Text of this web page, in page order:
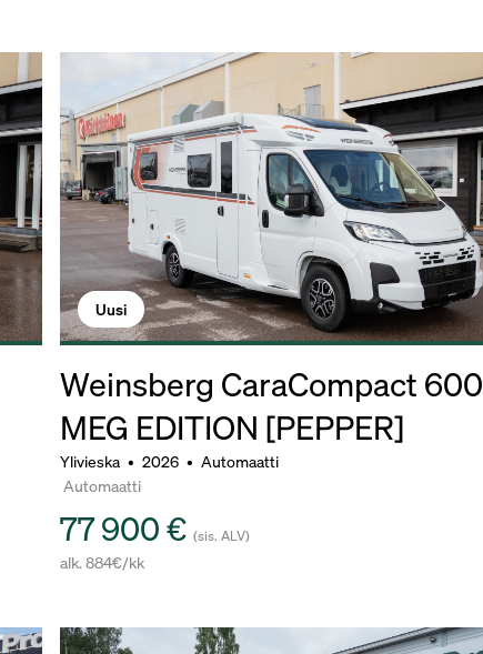
Uusi
Weinsberg CaraCompact 600
MEG EDITION [PEPPER]
Ylivieska • 2026 • Automaatti
Automaatti
77 900 €(sis. ALV)
alk. 884€/kk